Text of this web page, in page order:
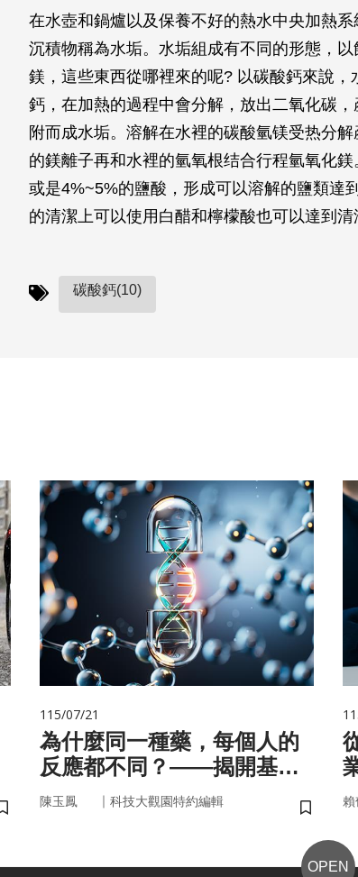
在水壺和鍋爐以及保養不好的熱水中央加熱
沉積物稱為水垢。水垢組成有不同的形態，
鎂，這些東西從哪裡來的呢? 以碳酸鈣來說
鈣，在加熱的過程中會分解，放出二氧化碳
附而成水垢。溶解在水裡的碳酸氫镁受热分
的鎂離子再和水裡的氫氧根结合行程氫氧化
或是4%~5%的鹽酸，形成可以溶解的鹽類達
的清潔上可以使用白醋和檸檬酸也可以達到清
碳酸鈣(10)
儲存書籤
115/07/21
為什麼同一種藥，每個人的
反應都不同？——揭開基因
的用藥密碼
陳玉鳳 ｜ 科技大觀園特約編輯
儲存書籤
OPEN